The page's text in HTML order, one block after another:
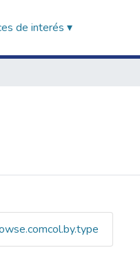
de interés ▾